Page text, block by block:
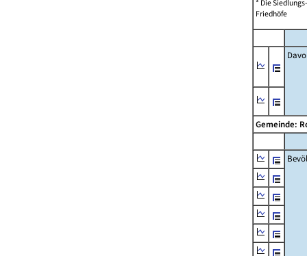
* Die
Friedhöfe
Gemeinde: